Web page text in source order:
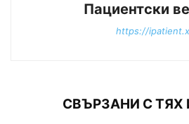
Пациентски
https://
СВЪРЗАНИ С ТЯХ